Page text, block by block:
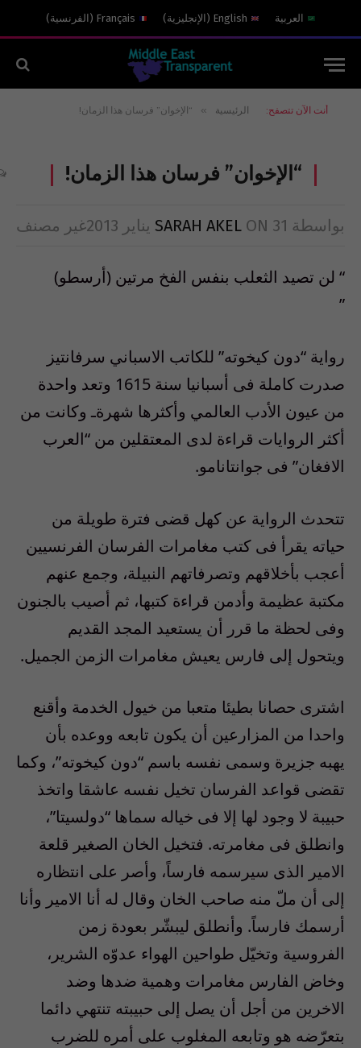
العربية English
( الإنجليزية)
Français
( الفرنسية)
أنت الآن تتصفح: الرئيسية » “الإخوان” فرسان هذا الزمان!
“الإخوان” فرسان هذا الزمان!
بواسطة SARAH AKEL ON 31 يناير 2013 غير مصنف
“ لن تصيد الثعلب بنفس الفخ مرتين (أرسطو)
”
رواية “دون كيخوته” للكاتب الاسباني سرفانتيز
صدرت كاملة فى أسبانيا سنة 1615 وتعد واحدة
من عيون الأدب العالمي وأكثرها شهرةـ وكانت من
أكثر الروايات قراءة لدى المعتقلين من “العرب
الافغان” فى جوانتانامو.
تتحدث الرواية عن كهل قضى فترة طويلة من
حياته يقرأ فى كتب مغامرات الفرسان الفرنسيين
أعجب بأخلاقهم وتصرفاتهم النبيلة، وجمع عنهم
مكتبة عظيمة وأدمن قراءة كتبها، ثم أصيب بالجنون
وفى لحظة ما قرر أن يستعيد المجد القديم
ويتحول إلى فارس يعيش مغامرات الزمن الجميل.
اشترى حصانا بطيئا متعبا من خيول الخدمة وأقنع
واحدا من المزارعين أن يكون تابعه ووعده بأن
يهبه جزيرة وسمى نفسه باسم “دون كيخوته”، وكما
تقضى قواعد الفرسان تخيل نفسه عاشقا واتخذ
حبيبة لا وجود لها إلا فى خياله سماها “دولسيتا”،
وانطلق فى مغامرته. فتخيل الخان الصغير قلعة
الامير الذى سيرسمه فارساً، وأصر على انتظاره
إلى أن ملّ منه صاحب الخان وقال له أنا الامير وأنا
أرسمك فارساً. وأنطلق ليبشّر بعودة زمن
الفروسية وتخيّل طواحين الهواء عدوّه الشرير،
وخاض الفارس مغامرات وهمية ضدها وضد
الاخرين من أجل أن يصل إلى حبيبته تنتهي دائما
بتعرّضه هو وتابعه المغلوب على أمره للضرب